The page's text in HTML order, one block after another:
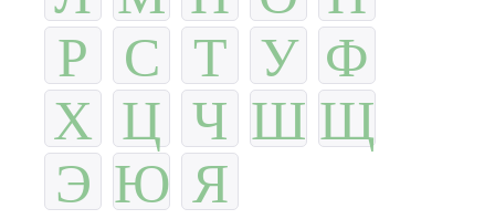
Р С Т У Ф
Х Ц Ч Ш Щ
Э Ю Я